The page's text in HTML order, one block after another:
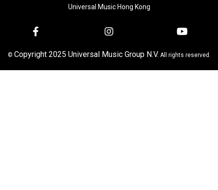
Universal Music Hong Kong
© Copyright 2025 Universal Music Group N.V. All rights reserved.